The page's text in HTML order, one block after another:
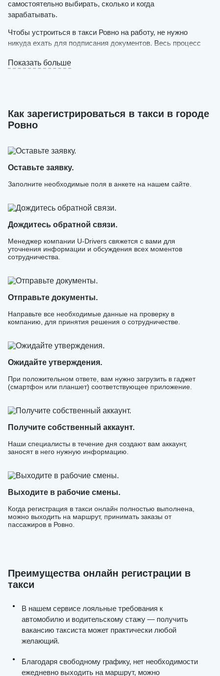
самостоятельно выбирать, сколько и когда
зарабатывать.
Чтобы устроиться в такси Ровно на работу, не нужно
никуда ехать для подписания документов. Весь процесс
собственности личный автомобиль на украинской
ожидайте решения. Если оно положительное, уже в
течение дня можно будет выезжать на маршрут.
специалисты нашего сервиса создают аккаунт и
загружают в него необходимые данные.
Показать больше
Как зарегистрироваться в такси в городе
Ровно
Оставьте заявку.
Заполните необходимые поля в анкете на нашем сайте.
Дождитесь обратной связи.
Менеджер компании U-Drivers свяжется с вами для
уточнения информации и обсуждения всех моментов
сотрудничества.
Отправьте документы.
Направьте все необходимые данные на проверку в
компанию, для принятия решения о сотрудничестве.
Ожидайте утверждения.
При положительном ответе, вам нужно загрузить в гаджет
(смартфон или планшет) соответствующее приложение.
Получите собственный аккаунт.
Наши специалисты в течение дня создают вам аккаунт,
заносят в него нужную информацию.
Выходите в рабочие смены.
Когда регистрация в такси онлайн полностью выполнена,
можно выходить на маршрут, принимать заказы от
пассажиров в Ровно.
Преимущества онлайн регистрации в
такси
В нашем сервисе лояльные требования к
автомобилю и водительскому стажу — получить
вакансию таксиста может практически любой
желающий.
Благодаря свободному графику, нет необходимости
ежедневно выходить на маршрут, можно